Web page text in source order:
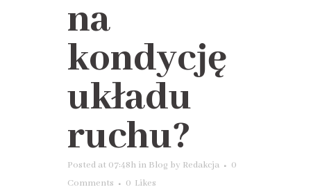
na
kondycję
układu
ruchu?
Posted at 07:48h in Blog by Redakcja
0
Comments
0 Likes